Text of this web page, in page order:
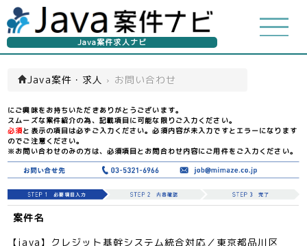
Java案件求人ナビ
Java案件・求人 › お問い合わせ
にご興味をお持ちいただきありがとうございます。
スムーズな案件紹介の為、記載項目に可能な限りご入力ください。
必須と表示の項目は必ずご入力ください。必須内容が未入力ですとエラーになります
のでご注意ください。
※お問い合わせのみの方は、必須項目とお問合わせ内容にご用件をご入力ください。
案件名
【java】クレジット基幹システム統合対応／東京都品川区